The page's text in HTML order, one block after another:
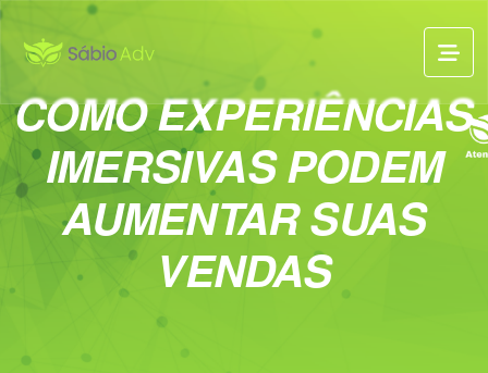
COMO EXPERIÊNCIAS
IMERSIVAS PODEM
AUMENTAR SUAS
VENDAS